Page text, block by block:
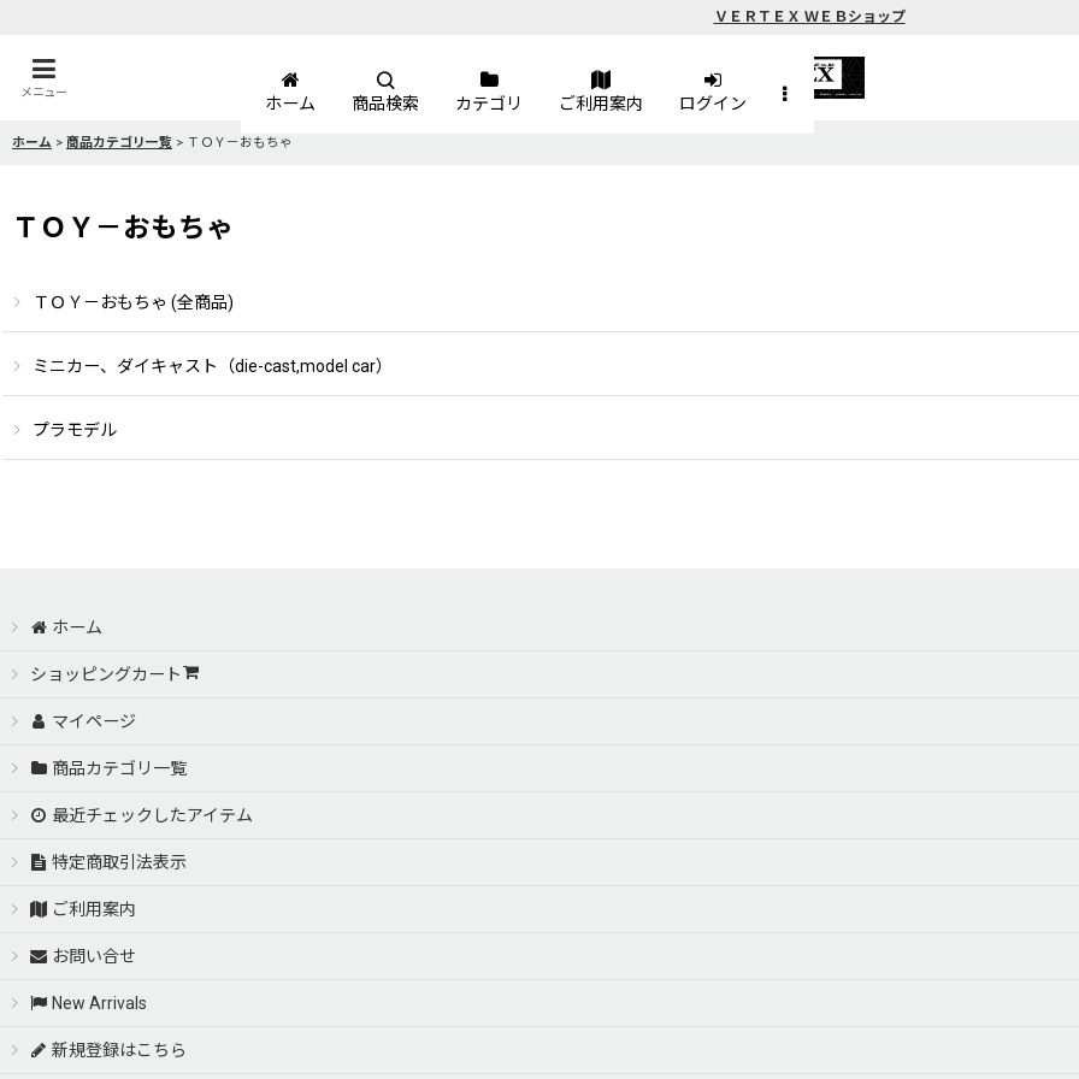
ＶＥＲＴＥＸ ＷＥＢショップ
メニュー
ホーム 商品検索 カテゴリ ご利用案内 ログイン
ホーム > 商品カテゴリ一覧 > ＴＯＹ－おもちゃ
ＴＯＹ－おもちゃ
ＴＯＹ－おもちゃ (全商品)
ミニカー、ダイキャスト（die-cast,model car）
プラモデル
ホーム
ショッピングカート
マイページ
商品カテゴリ一覧
最近チェックしたアイテム
特定商取引法表示
ご利用案内
お問い合せ
New Arrivals
新規登録はこちら